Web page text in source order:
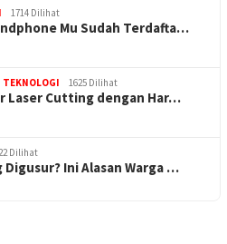
1714 Dilihat
Mu Sudah Terdafta…
TEKNOLOGI 1625 Dilihat
Laser Cutting dengan Har…
Dilihat
Digusur? Ini Alasan Warga …